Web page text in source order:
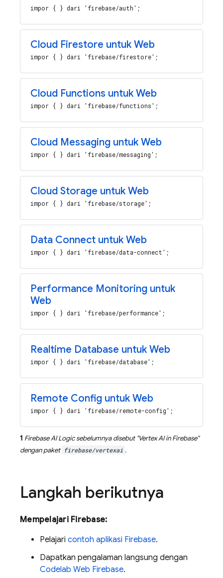
impor { } dari 'firebase/auth';
Cloud Firestore untuk Web
impor { } dari 'firebase/firestore';
Cloud Functions untuk Web
impor { } dari 'firebase/functions';
Cloud Messaging untuk Web
impor { } dari 'firebase/messaging';
Cloud Storage untuk Web
impor { } dari 'firebase/storage';
Data Connect untuk Web
impor { } dari 'firebase/data-connect';
Performance Monitoring untuk
Web
impor { } dari 'firebase/performance';
Realtime Database untuk Web
impor { } dari 'firebase/database';
Remote Config untuk Web
impor { } dari 'firebase/remote-config';
1 Firebase AI Logicsebelumnya disebut "Vertex AI in Firebase"
dengan paket firebase/vertexai .
Langkah berikutnya
Mempelajari Firebase:
Pelajari contoh aplikasi Firebase.
Dapatkan pengalaman langsung dengan
Codelab Web Firebase.